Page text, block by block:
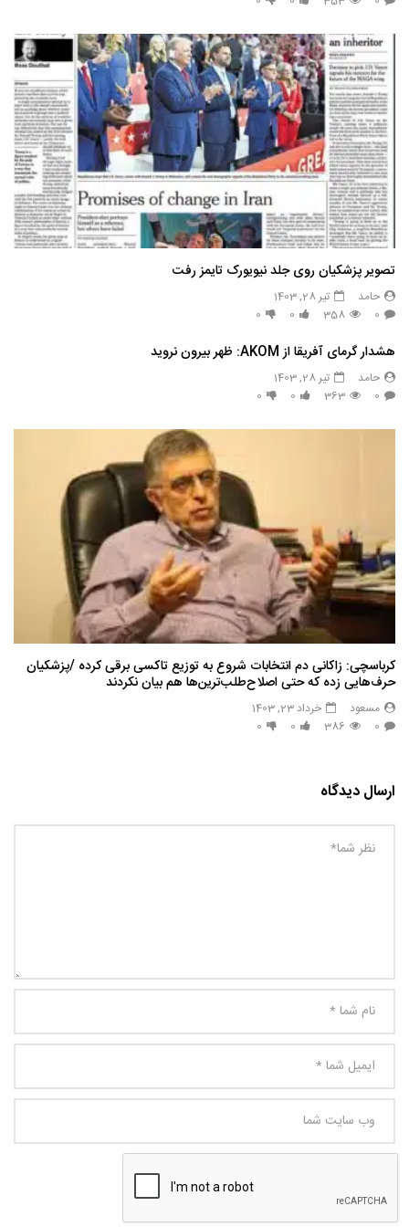
تصویر پزشکیان روی جلد نیویورک تایمز رفت
حامد
تیر 28, 1403
0
358
0
0
هشدار گرمای آفریقا از AKOM: ظهر بیرون نروید
حامد
تیر 28, 1403
0
363
0
0
کرباسچی: زاکانی دم انتخابات شروع به توزیع تاکسی برقی کرده /پزشکیان
حرف‌هایی زده که حتی اصلاح‌طلب‌ترین‌ها هم بیان نکردند
مسعود
خرداد 23, 1403
0
386
0
0
ارسال دیدگاه